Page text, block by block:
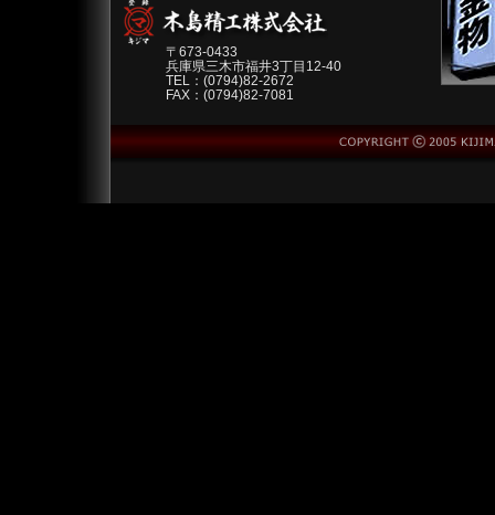
〒673-0433
兵庫県三木市福井3丁目12-40
TEL：(0794)82-2672
FAX：(0794)82-7081